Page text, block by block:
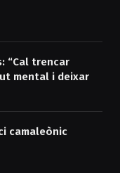
“Cal trencar
mental i deixar
camaleònic